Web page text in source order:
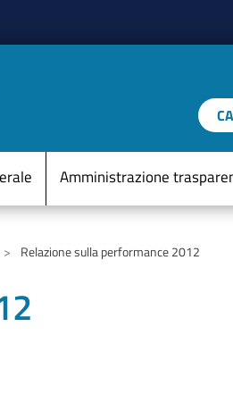
Menu Statico
Amministrazione
Relazione sulla performance 2012